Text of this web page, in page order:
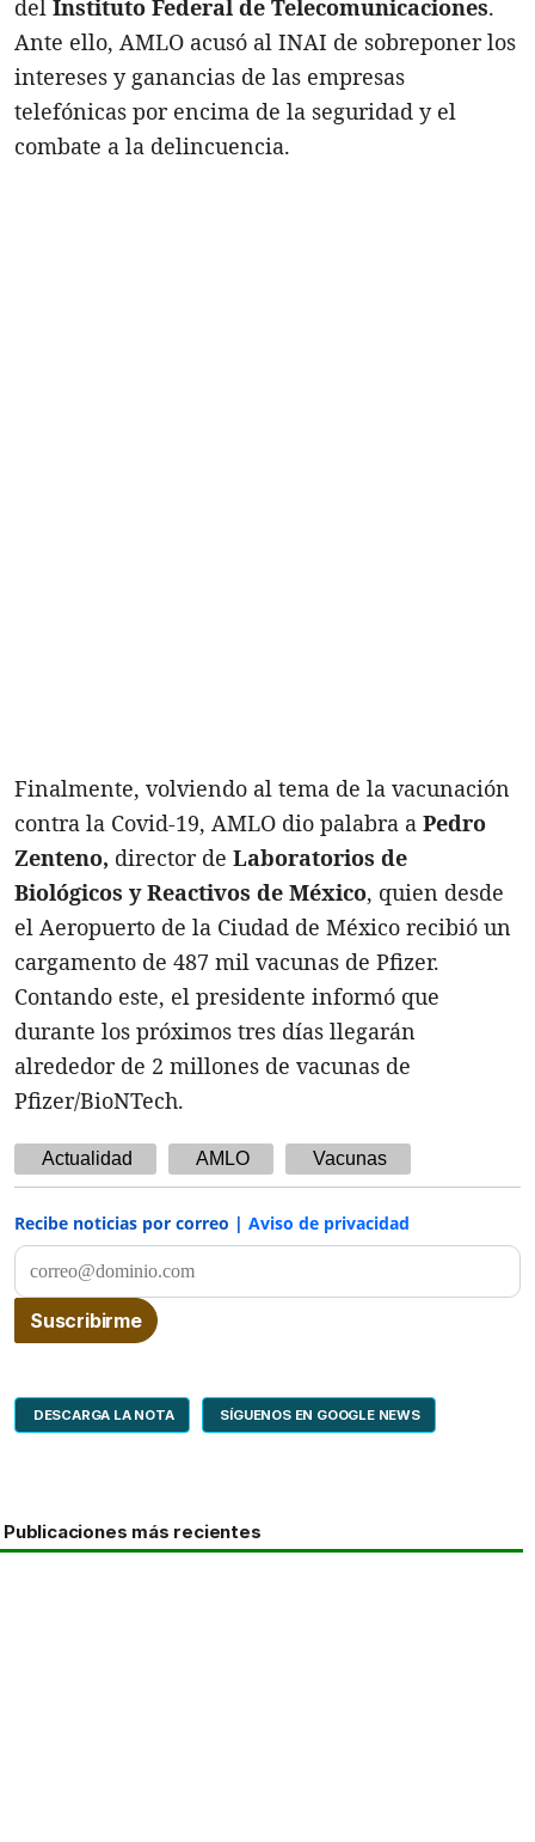
del Instituto Federal de Telecomunicaciones.
Ante ello, AMLO acusó al INAI de sobreponer los
intereses y ganancias de las empresas
telefónicas por encima de la seguridad y el
combate a la delincuencia.
Finalmente, volviendo al tema de la vacunación
contra la Covid-19, AMLO dio palabra a Pedro
Zenteno, director de Laboratorios de
Biológicos y Reactivos de México, quien desde
el Aeropuerto de la Ciudad de México recibió un
cargamento de 487 mil vacunas de Pfizer.
Contando este, el presidente informó que
durante los próximos tres días llegarán
alrededor de 2 millones de vacunas de
Pfizer/BioNTech.
Actualidad AMLO Vacunas
Recibe noticias por correo | Aviso de privacidad
DESCARGA LA NOTA SÍGUENOS EN GOOGLE NEWS
Publicaciones más recientes